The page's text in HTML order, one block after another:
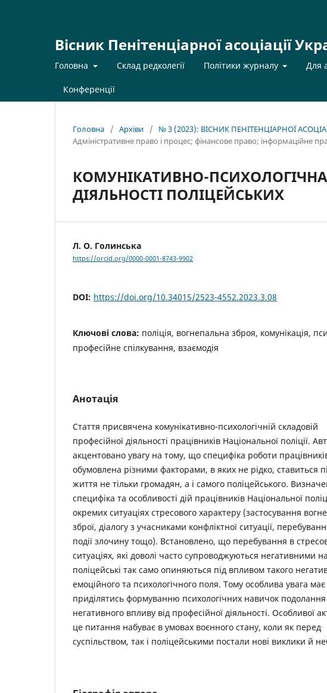
Вісник Пенітенціарної асоціації
Головна Склад редколегії Політики журналу Для
Конференції
Головна / Архіви / № 3 (2023): ВІСНИК ПЕНІТЕНЦІАРНОЇ
Адміністративне право і процес; фінансове право; інформаційне
КОМУНІКАТИВНО-
ДІЯЛЬНОСТІ ПОЛІЦЕЙСЬКИХ
Л. О. Голинська
https://orcid.org/0000-0001-8743-9902
DOI: https://doi.org/10.34015/2523-4552.2023.3.08
Ключові слова: поліція, вогнепальна зброя, комунікація,
професійне спілкування, взаємодія
Анотація
Стаття присвячена комунікативно-психологічній складовій
професійної діяльності працівників Національної поліції.
акцентовано увагу на тому, що специфіка роботи працівників
обумовлена різними факторами, в яких не рідко, ставиться
життя не тільки громадян, а і самого поліцейського.
специфіка та особливості дій працівників Національної
окремих ситуаціях стресового характеру (застосування
зброї, діалогу з учасниками конфліктної ситуації,
події злочину тощо). Встановлено, що перебування в
ситуаціях, які доволі часто супроводжуються негативними
поліцейські так само опиняються під впливом такого
емоційного та психологічного поля. Тому особлива увага має
приділятись формуванню психологічних навичок подолання
негативного впливу від професійної діяльності. Особливої
це питання набуває в умовах воєнного стану, коли як перед
суспільством, так і поліцейськими постали нові виклики й